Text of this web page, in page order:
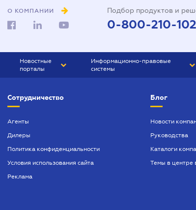
О КОМПАНИИ Подбор продуктов и
0-800-210-102
Новостные
порталы
БИЗНЕС
Информационно-правовые
системы
БУХГАЛТЕР ПРОФ
ЮРИСТ ПРОФ
Сотрудничество
Агенты
Дилеры
Политика конфиденциальности
Условия использования сайта
Реклама
Блог
Новости
Руководства
Каталоги
Темы в центре